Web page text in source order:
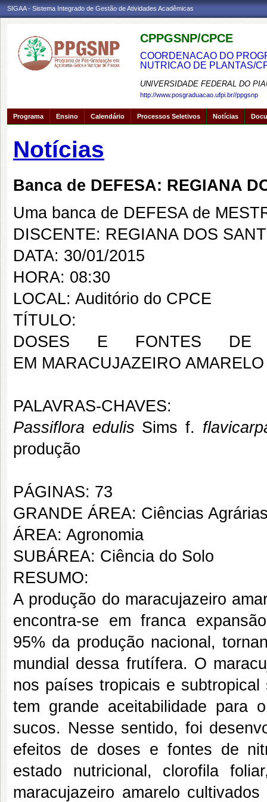
SIGAA - Sistema Integrado de Gestão de Atividades Acadêmicas
CPPGSNP/CPCE
COORDENACAO DO
NUTRICAO DE PLANTAS/
UNIVERSIDADE FEDERAL DO
http://www.posgraduacao.ufpi.br//ppgsnp
Programa Ensino Calendário Processos Seletivos Notícias
Notícias
Banca de DEFESA: REGIANA
Uma banca de DEFESA de
DISCENTE: REGIANA DOS
DATA: 30/01/2015
HORA: 08:30
LOCAL: Auditório do CPCE
TÍTULO:
DOSES E FONTES DE
EM MARACUJAZEIRO
PALAVRAS-CHAVES:
Passiflora edulis Sims f.
produção
PÁGINAS: 73
GRANDE ÁREA: Ciências
ÁREA: Agronomia
SUBÁREA: Ciência do Solo
RESUMO:
A produção do maracujazeiro
encontra-se em franca
95% da produção nacional,
mundial dessa frutífera. O
nos países tropicais e
tem grande aceitabilidade para
sucos. Nesse sentido, foi
efeitos de doses e fontes de
estado nutricional, clorofila
maracujazeiro amarelo